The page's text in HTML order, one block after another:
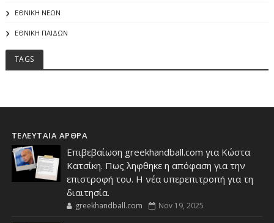
ΕΘΝΙΚΗ ΝΕΩΝ
ΕΘΝΙΚΗ ΠΑΙΔΩΝ
TAGS
ΤΕΛΕΥΤΑΙΑ ΑΡΘΡΑ
Επιβεβαίωση greekhandball.com για Κώστα
Κατσίκη. Πως ληφθηκε η απόφαση για την
επιστροφή του. Η νέα υπερεπιτροπή για τη
διαιτησία.
greekhandball.com Nov 19, 2025